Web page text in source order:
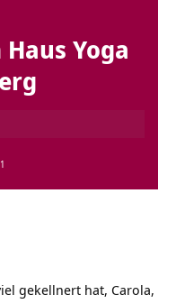
Yoga
gekellnert hat, Carola,